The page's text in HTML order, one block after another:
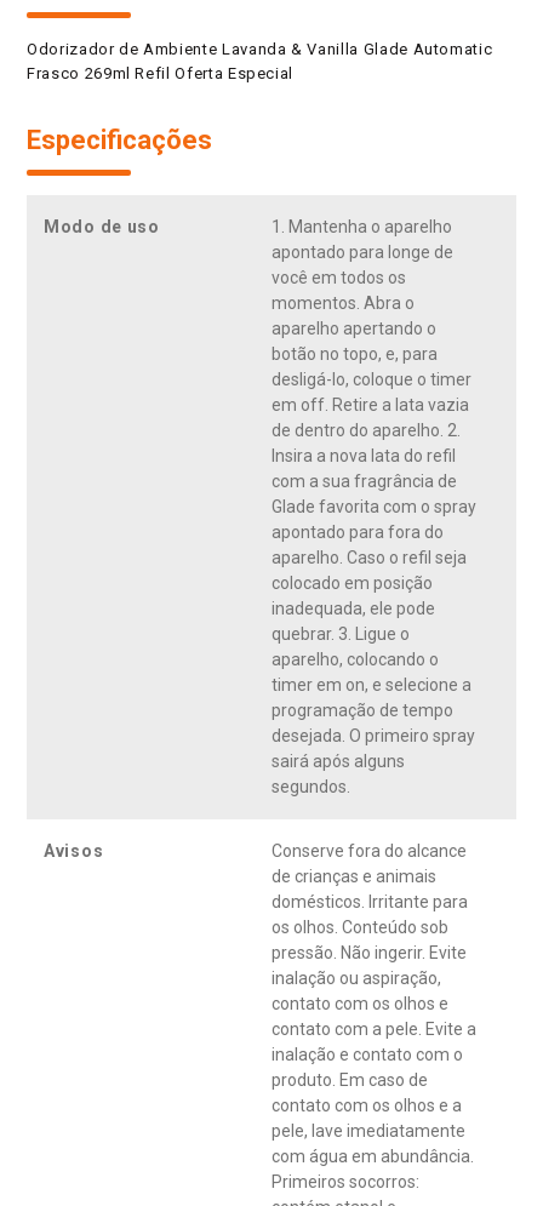
Odorizador de Ambiente Lavanda & Vanilla Glade Automatic
Frasco 269ml Refil Oferta Especial
Especificações
Modo de uso
1. Mantenha o aparelho
apontado para longe de
você em todos os
momentos. Abra o
aparelho apertando o
botão no topo, e, para
desligá-lo, coloque o timer
em off. Retire a lata vazia
de dentro do aparelho. 2.
Insira a nova lata do refil
com a sua fragrância de
Glade favorita com o spray
apontado para fora do
aparelho. Caso o refil seja
colocado em posição
inadequada, ele pode
quebrar. 3. Ligue o
aparelho, colocando o
timer em on, e selecione a
programação de tempo
desejada. O primeiro spray
sairá após alguns
segundos.
Avisos
Conserve fora do alcance
de crianças e animais
domésticos. Irritante para
os olhos. Conteúdo sob
pressão. Não ingerir. Evite
inalação ou aspiração,
contato com os olhos e
contato com a pele. Evite a
inalação e contato com o
produto. Em caso de
contato com os olhos e a
pele, lave imediatamente
com água em abundância.
Primeiros socorros: